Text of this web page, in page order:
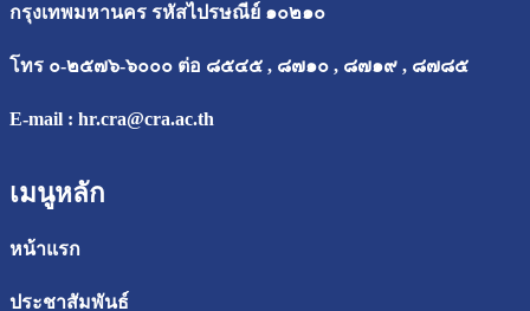
กรุงเทพมหานคร รหัสไปรษณีย์ ๑๐๒๑๐
โทร ๐-๒๕๗๖-๖๐๐๐ ต่อ ๘๕๔๕ , ๘๗๑๐ , ๘๗๑๙ , ๘๗๘๕
E-mail : hr.cra@cra.ac.th
เมนูหลัก
หน้าแรก
ประชาสัมพันธ์